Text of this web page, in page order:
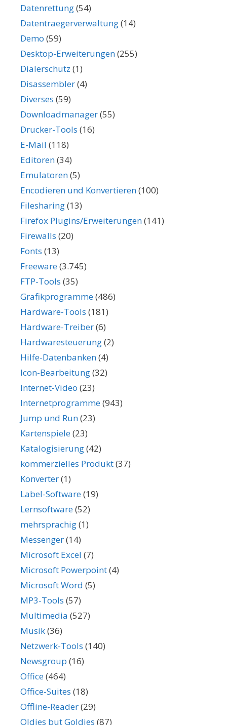
Datenrettung(54)
Datentraegerverwaltung(14)
Demo (59)
Desktop-Erweiterungen(255)
Dialerschutz (1)
Disassembler(4)
Diverses (59)
Downloadmanager(55)
Drucker-Tools (16)
E-Mail (118)
Editoren(34)
Emulatoren(5)
Encodieren und Konvertieren(100)
Filesharing(13)
Firefox Plugins/Erweiterungen(141)
Firewalls (20)
Fonts (13)
Freeware(3.745)
FTP-Tools (35)
Grafikprogramme(486)
Hardware-Tools (181)
Hardware-Treiber(6)
Hardwaresteuerung(2)
Hilfe-Datenbanken(4)
Icon-Bearbeitung(32)
Internet-Video (23)
Internetprogramme(943)
Jump und Run(23)
Kartenspiele(23)
Katalogisierung(42)
kommerzielles Produkt(37)
Konverter(1)
Label-Software(19)
Lernsoftware(52)
mehrsprachig(1)
Messenger(14)
Microsoft Excel (7)
Microsoft Powerpoint(4)
Microsoft Word (5)
MP3-Tools (57)
Multimedia (527)
Musik(36)
Netzwerk-Tools (140)
Newsgroup (16)
Office(464)
Office-Suites (18)
Offline-Reader(29)
Oldies but Goldies (87)